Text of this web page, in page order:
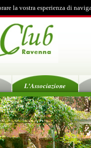
la vostra esperienza di
L'Associazione